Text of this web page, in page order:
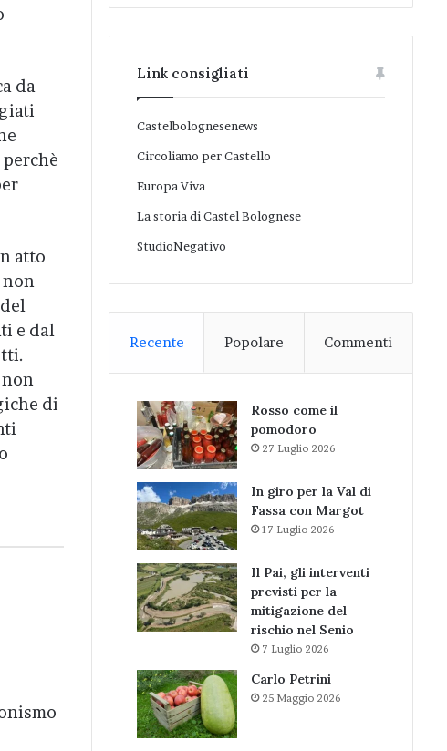
da
atto
e dal
di
Link consigliati
Castelbolognesenews
Circoliamo per Castello
Europa Viva
La storia di Castel Bolognese
StudioNegativo
Recente Popolare Commenti
Rosso come il
pomodoro
27 Luglio 2026
In giro per la Val di
Fassa con Margot
17 Luglio 2026
Il Pai, gli interventi
previsti per la
mitigazione del
rischio nel Senio
7 Luglio 2026
Carlo Petrini
25 Maggio 2026